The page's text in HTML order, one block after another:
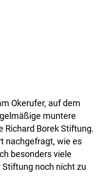
Okerufer, auf dem
muntere
Richard Borek Stiftung.
nachgefragt, wie es
besonders viele
noch nicht zu